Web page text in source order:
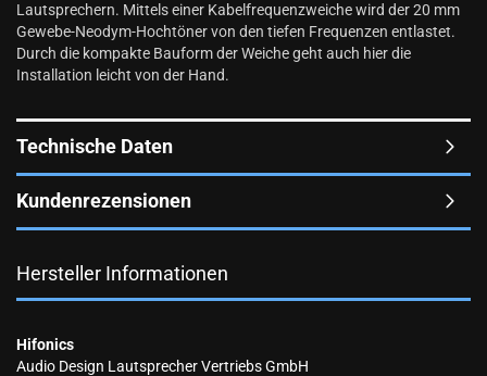
Lautsprechern. Mittels einer Kabelfrequenzweiche wird der 20 mm
Gewebe-Neodym-Hochtöner von den tiefen Frequenzen entlastet.
Durch die kompakte Bauform der Weiche geht auch hier die
Installation leicht von der Hand.
Technische Daten
Kundenrezensionen
Hersteller Informationen
Hifonics
Audio Design Lautsprecher Vertriebs GmbH